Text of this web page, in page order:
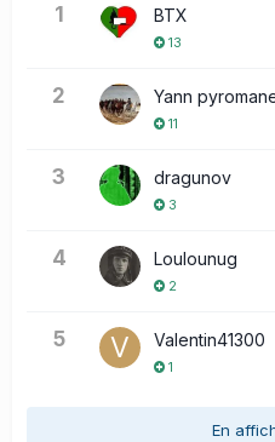
1 BTX
13
2 Yann
11
3 dragunov
3
4 Loulounug
2
5 Valentin41300
1
En